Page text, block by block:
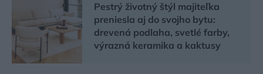
Pestrý životný štýl majiteľka
preniesla aj do svojho bytu:
drevená podlaha, svetlé farby,
výrazná keramika a kaktusy